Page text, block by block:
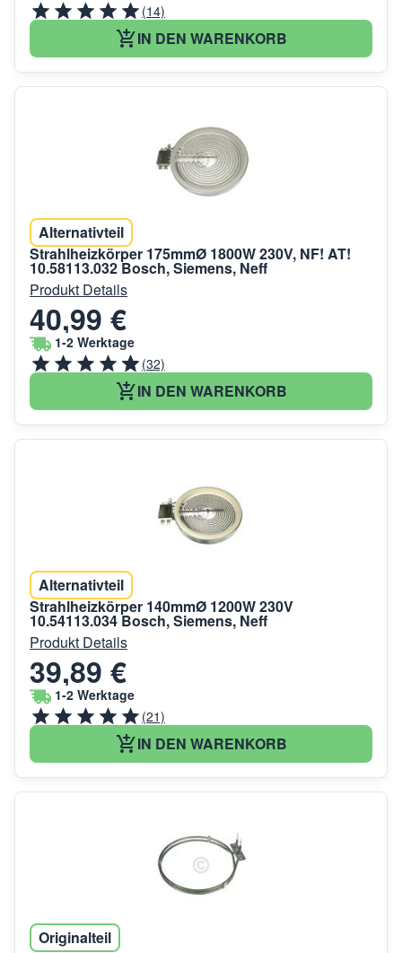
(14)
IN DEN WARENKORB
Alternativteil
Strahlheizkörper 175mmØ 1800W 230V, NF! AT!
10.58113.032 Bosch, Siemens, Neff
Produkt Details
40,99 €
1-2 Werktage
(32)
IN DEN WARENKORB
Alternativteil
Strahlheizkörper 140mmØ 1200W 230V
10.54113.034 Bosch, Siemens, Neff
Produkt Details
39,89 €
1-2 Werktage
(21)
IN DEN WARENKORB
Originalteil